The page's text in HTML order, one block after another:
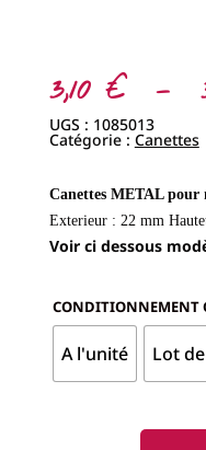
3,10 € –
UGS : 1085013
Catégorie : Canettes
Canettes METAL pour
Exterieur : 22 mm
Voir ci dessous
CONDITIONNEMENT
A l'unité Lot